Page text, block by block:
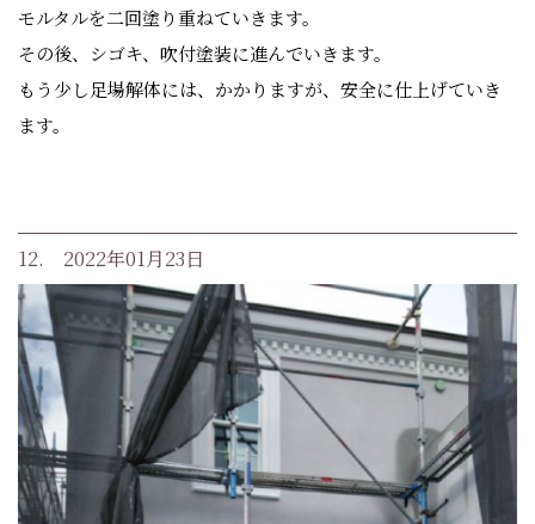
モルタルを二回塗り重ねていきます。
その後、シゴキ、吹付塗装に進んでいきます。
もう少し足場解体には、かかりますが、安全に仕上げていき
ます。
12. 2022年01月23日